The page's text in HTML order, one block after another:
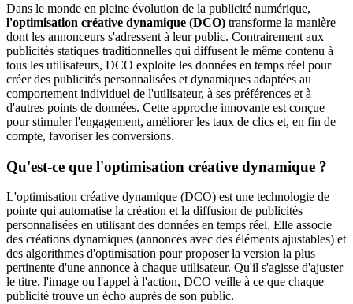
Dans le monde en pleine évolution de la publicité numérique,
l'optimisation créative dynamique (DCO) transforme la manière
dont les annonceurs s'adressent à leur public. Contrairement aux
publicités statiques traditionnelles qui diffusent le même contenu à
tous les utilisateurs, DCO exploite les données en temps réel pour
créer des publicités personnalisées et dynamiques adaptées au
comportement individuel de l'utilisateur, à ses préférences et à
d'autres points de données. Cette approche innovante est conçue
pour stimuler l'engagement, améliorer les taux de clics et, en fin de
compte, favoriser les conversions.
Qu'est-ce que l'optimisation créative dynamique ?
L'optimisation créative dynamique (DCO) est une technologie de
pointe qui automatise la création et la diffusion de publicités
personnalisées en utilisant des données en temps réel. Elle associe
des créations dynamiques (annonces avec des éléments ajustables) et
des algorithmes d'optimisation pour proposer la version la plus
pertinente d'une annonce à chaque utilisateur. Qu'il s'agisse d'ajuster
le titre, l'image ou l'appel à l'action, DCO veille à ce que chaque
publicité trouve un écho auprès de son public.